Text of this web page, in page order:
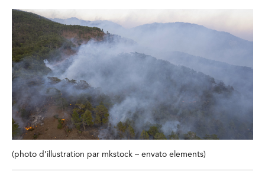
(photo d’illustration par mkstock – envato elements)